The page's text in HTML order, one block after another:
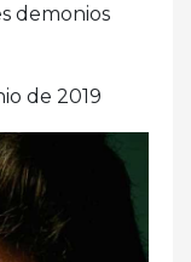
demonios
de 2019